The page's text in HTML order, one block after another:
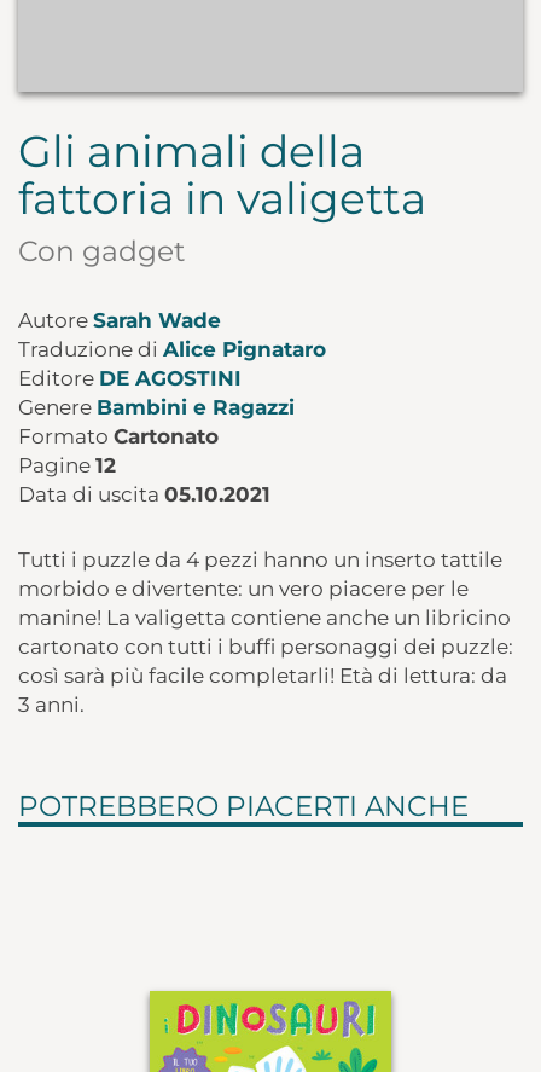
Gli animali della
fattoria in valigetta
Con gadget
Autore Sarah Wade
Traduzione di Alice Pignataro
Editore DE AGOSTINI
Genere Bambini e Ragazzi
Formato Cartonato
Pagine 12
Data di uscita 05.10.2021
Tutti i puzzle da 4 pezzi hanno un inserto tattile
morbido e divertente: un vero piacere per le
manine! La valigetta contiene anche un libricino
cartonato con tutti i buffi personaggi dei puzzle:
così sarà più facile completarli! Età di lettura: da
3 anni.
POTREBBERO PIACERTI ANCHE